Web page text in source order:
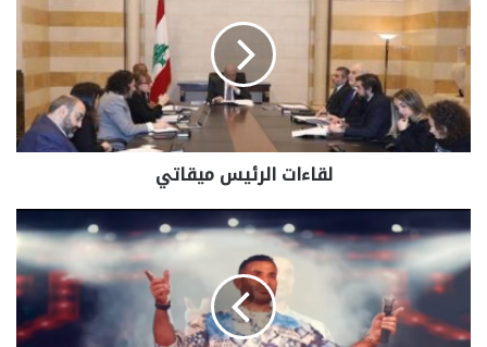
لقاءات الرئيس ميقاتي